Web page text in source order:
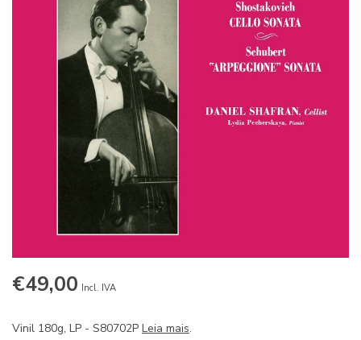
€49,00 Incl. IVA
Vinil 180g, LP - S80702P Leia mais.